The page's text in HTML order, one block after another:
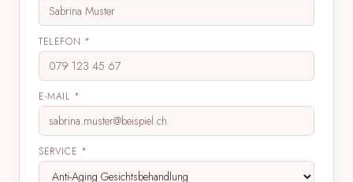
TELEFON *
E-MAIL *
SERVICE *